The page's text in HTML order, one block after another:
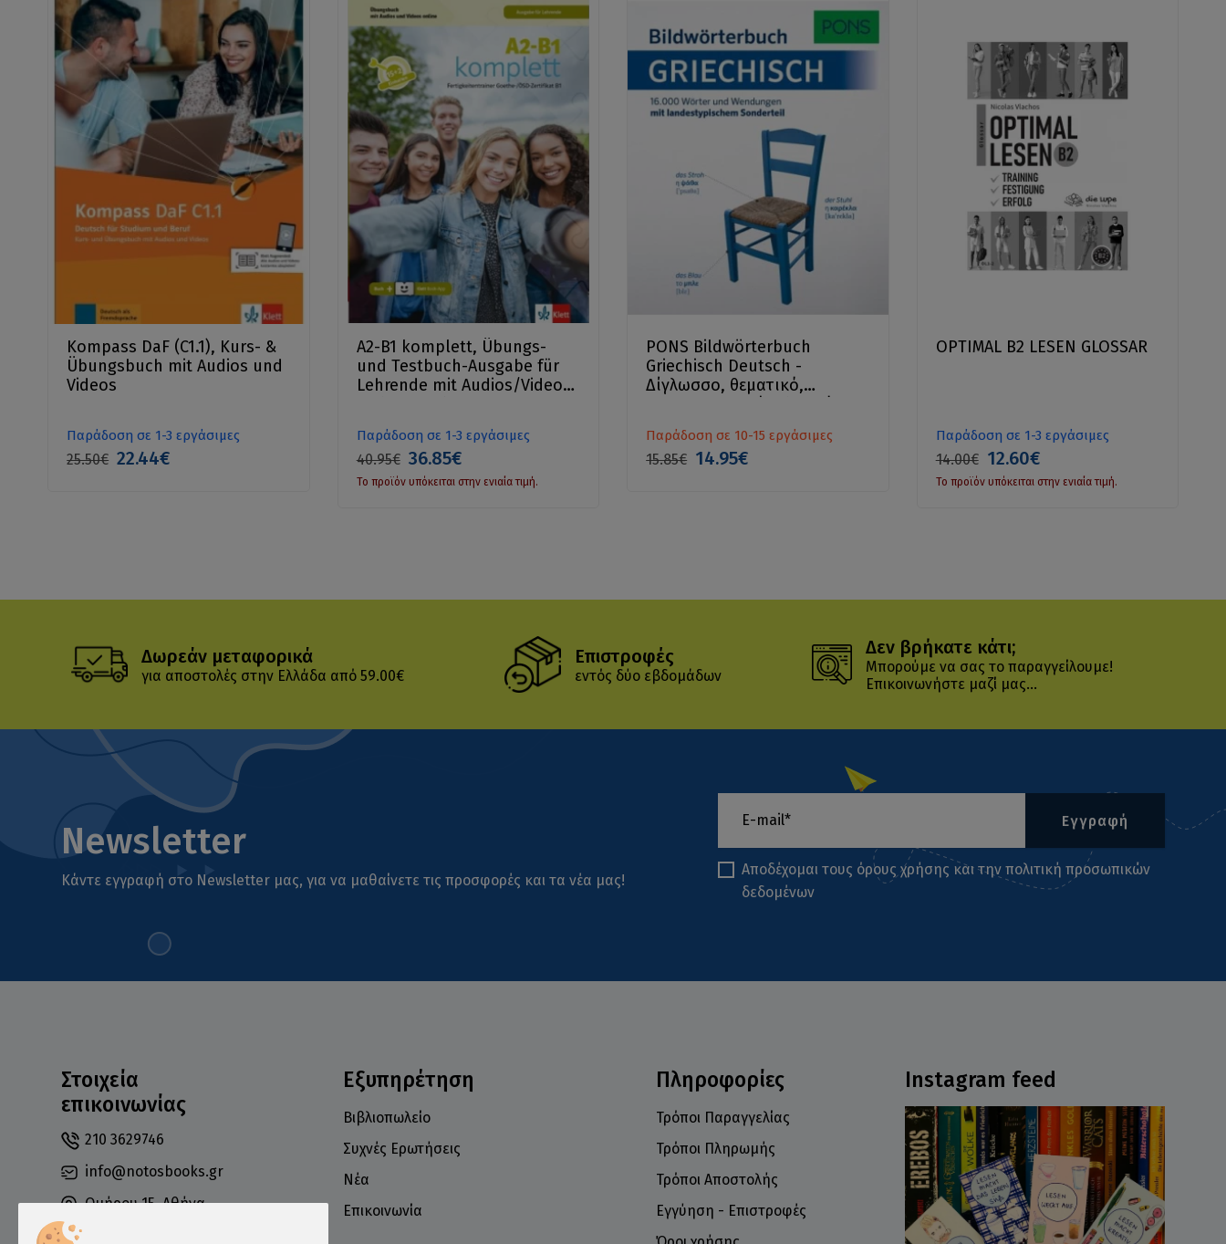
Kompass DaF (C1.1), Kurs- &
Übungsbuch mit Audios und
Videos
Παράδοση σε 1-3 εργάσιμες
25.50€ 22.44€
A2-B1 komplett, Übungs-
und Testbuch-Ausgabe für
Lehrende mit Audios/Videos
Παράδοση σε 1-3 εργάσιμες
40.95€ 36.85€
Το προϊόν υπόκειται στην ενιαία τιμή.
PONS Bildwörterbuch
Griechisch Deutsch -
Δίγλωσσο, θεματικό,
Παράδοση σε 10-15 εργάσιμες
15.85€ 14.95€
OPTIMAL B2 LESEN GLOSSAR
Παράδοση σε 1-3 εργάσιμες
14.00€ 12.60€
Το προϊόν υπόκειται στην ενιαία τιμή.
Δωρεάν μεταφορικά
για αποστολές στην Ελλάδα από 59.00€
Επιστροφές
εντός δύο εβδομάδων
Δεν βρήκατε κάτι;
Μπορούμε να σας το παραγγείλουμε!
Επικοινωνήστε μαζί μας...
Newsletter
Κάντε εγγραφή στο Newsletter μας, για να μαθαίνετε τις προσφορές και τα νέα μας!
Εγγραφή
Αποδέχομαι τους όρους χρήσης και την πολιτική προσωπικών
δεδομένων
Στοιχεία
επικοινωνίας
210 3629746
info@notosbooks.gr
Ομήρου 15, Αθήνα
Instagram feed
Εξυπηρέτηση
Βιβλιοπωλείο
Συχνές Ερωτήσεις
Νέα
Επικοινωνία
Πληροφορίες
Τρόποι Παραγγελίας
Τρόποι Πληρωμής
Τρόποι Αποστολής
Εγγύηση - Επιστροφές